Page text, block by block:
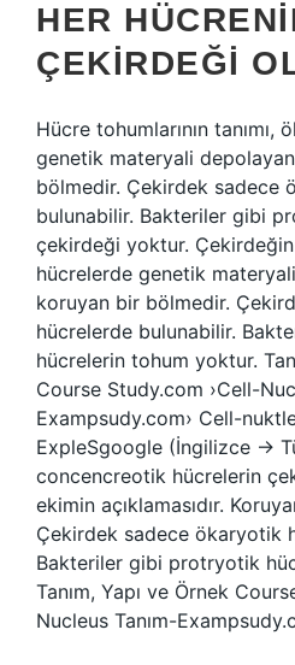
HER
ÇEKIRDEĞI
Hücre tohumlarının
genetik materyali
bölmedir. Çekirdek sadece
bulunabilir. Bakteriler gibi
çekirdeği yoktur. Çekirdeğin
hücrelerde genetik
koruyan bir bölmedir.
hücrelerde bulunabilir.
hücrelerin tohum yoktur.
Course Study.com ›Cell-
Exampsudy.com› Cell-
ExpleSgoogle (İngilizce →
concencreotik hücrelerin
ekimin açıklamasıdır.
Çekirdek sadece ökaryotik
Bakteriler gibi protryotik
Tanım, Yapı ve Örnek
Nucleus Tanım-